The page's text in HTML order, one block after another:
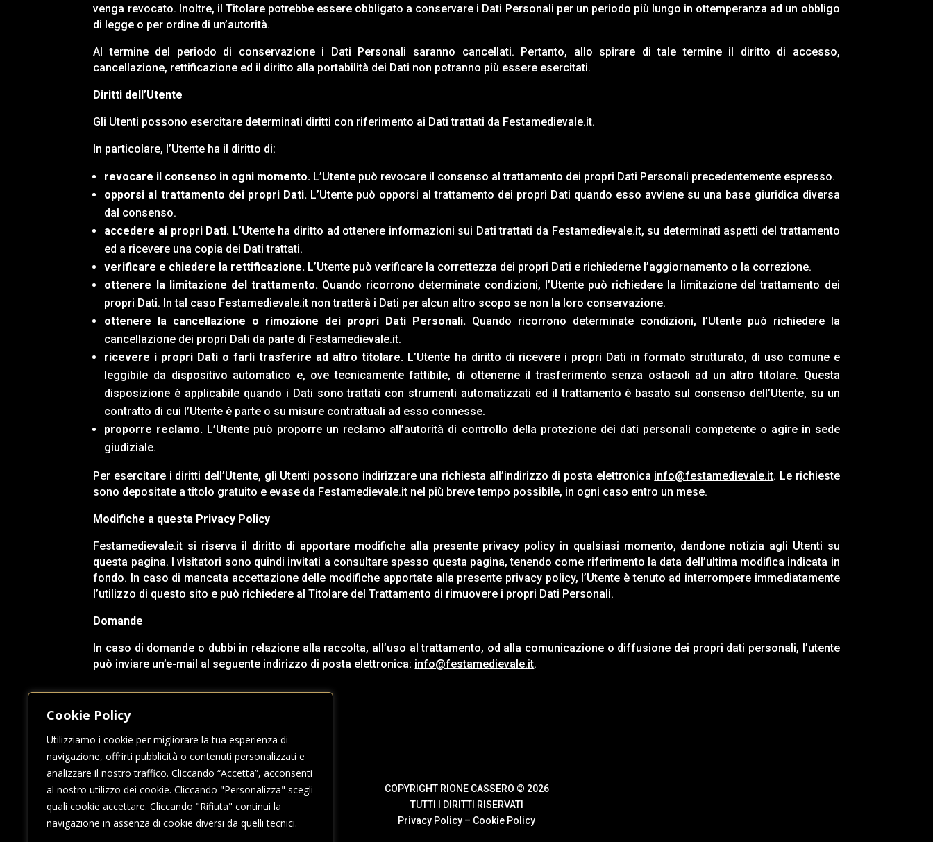
Cookie Policy
Utilizziamo i cookie per migliorare la tua esperienza di
navigazione, offrirti pubblicità o contenuti personalizzati e
analizzare il nostro traffico. Cliccando “Accetta”, acconsenti
al nostro utilizzo dei cookie. Cliccando "Personalizza" scegli
quali cookie accettare. Cliccando "Rifiuta" continui la
navigazione in assenza di cookie diversi da quelli tecnici.
venga revocato. Inoltre, il Titolare potrebbe essere obbligato a conservare i Dati Personali per un periodo più lungo in ottemperanza ad un obbligo
di legge o per ordine di un’autorità.
Al termine del periodo di conservazione i Dati Personali saranno cancellati. Pertanto, allo spirare di tale termine il diritto di accesso,
cancellazione, rettificazione ed il diritto alla portabilità dei Dati non potranno più essere esercitati.
Diritti dell’Utente
Gli Utenti possono esercitare determinati diritti con riferimento ai Dati trattati da Festamedievale.it.
In particolare, l’Utente ha il diritto di:
revocare il consenso in ogni momento. L’Utente può revocare il consenso al trattamento dei propri Dati Personali precedentemente espresso.
opporsi al trattamento dei propri Dati. L’Utente può opporsi al trattamento dei propri Dati quando esso avviene su una base giuridica diversa
dal consenso.
accedere ai propri Dati. L’Utente ha diritto ad ottenere informazioni sui Dati trattati da Festamedievale.it, su determinati aspetti del trattamento
ed a ricevere una copia dei Dati trattati.
verificare e chiedere la rettificazione. L’Utente può verificare la correttezza dei propri Dati e richiederne l’aggiornamento o la correzione.
ottenere la limitazione del trattamento. Quando ricorrono determinate condizioni, l’Utente può richiedere la limitazione del trattamento dei
propri Dati. In tal caso Festamedievale.it non tratterà i Dati per alcun altro scopo se non la loro conservazione.
ottenere la cancellazione o rimozione dei propri Dati Personali. Quando ricorrono determinate condizioni, l’Utente può richiedere la
cancellazione dei propri Dati da parte di Festamedievale.it.
ricevere i propri Dati o farli trasferire ad altro titolare. L’Utente ha diritto di ricevere i propri Dati in formato strutturato, di uso comune e
leggibile da dispositivo automatico e, ove tecnicamente fattibile, di ottenerne il trasferimento senza ostacoli ad un altro titolare. Questa
disposizione è applicabile quando i Dati sono trattati con strumenti automatizzati ed il trattamento è basato sul consenso dell’Utente, su un
contratto di cui l’Utente è parte o su misure contrattuali ad esso connesse.
proporre reclamo. L’Utente può proporre un reclamo all’autorità di controllo della protezione dei dati personali competente o agire in sede
giudiziale.
Per esercitare i diritti dell’Utente, gli Utenti possono indirizzare una richiesta all’indirizzo di posta elettronica info@festamedievale.it. Le richieste
sono depositate a titolo gratuito e evase da Festamedievale.it nel più breve tempo possibile, in ogni caso entro un mese.
Modifiche a questa Privacy Policy
Festamedievale.it si riserva il diritto di apportare modifiche alla presente privacy policy in qualsiasi momento, dandone notizia agli Utenti su
questa pagina. I visitatori sono quindi invitati a consultare spesso questa pagina, tenendo come riferimento la data dell’ultima modifica indicata in
fondo. In caso di mancata accettazione delle modifiche apportate alla presente privacy policy, l’Utente è tenuto ad interrompere immediatamente
l’utilizzo di questo sito e può richiedere al Titolare del Trattamento di rimuovere i propri Dati Personali.
Domande
In caso di domande o dubbi in relazione alla raccolta, all’uso al trattamento, od alla comunicazione o diffusione dei propri dati personali, l’utente
può inviare un’e-mail al seguente indirizzo di posta elettronica: info@festamedievale.it.
COPYRIGHT RIONE CASSERO © 2026
TUTTI I DIRITTI RISERVATI
Privacy Policy – Cookie Policy